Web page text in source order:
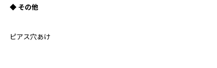
◆ その他
ピアス穴あけ